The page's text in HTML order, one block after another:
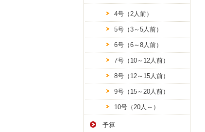
4号（2人前）
5号（3～5人前）
6号（6～8人前）
7号（10～12人前）
8号（12～15人前）
9号（15～20人前）
10号（20人～）
予算